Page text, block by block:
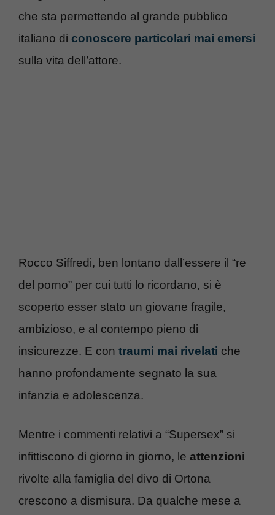
che sta permettendo al grande pubblico
italiano di conoscere particolari mai emersi
sulla vita dell’attore.
Rocco Siffredi, ben lontano dall’essere il “re
del porno” per cui tutti lo ricordano, si è
scoperto esser stato un giovane fragile,
ambizioso, e al contempo pieno di
insicurezze. E con traumi mai rivelati che
hanno profondamente segnato la sua
infanzia e adolescenza.
Mentre i commenti relativi a “Supersex” si
infittiscono di giorno in giorno, le attenzioni
rivolte alla famiglia del divo di Ortona
crescono a dismisura. Da qualche mese a